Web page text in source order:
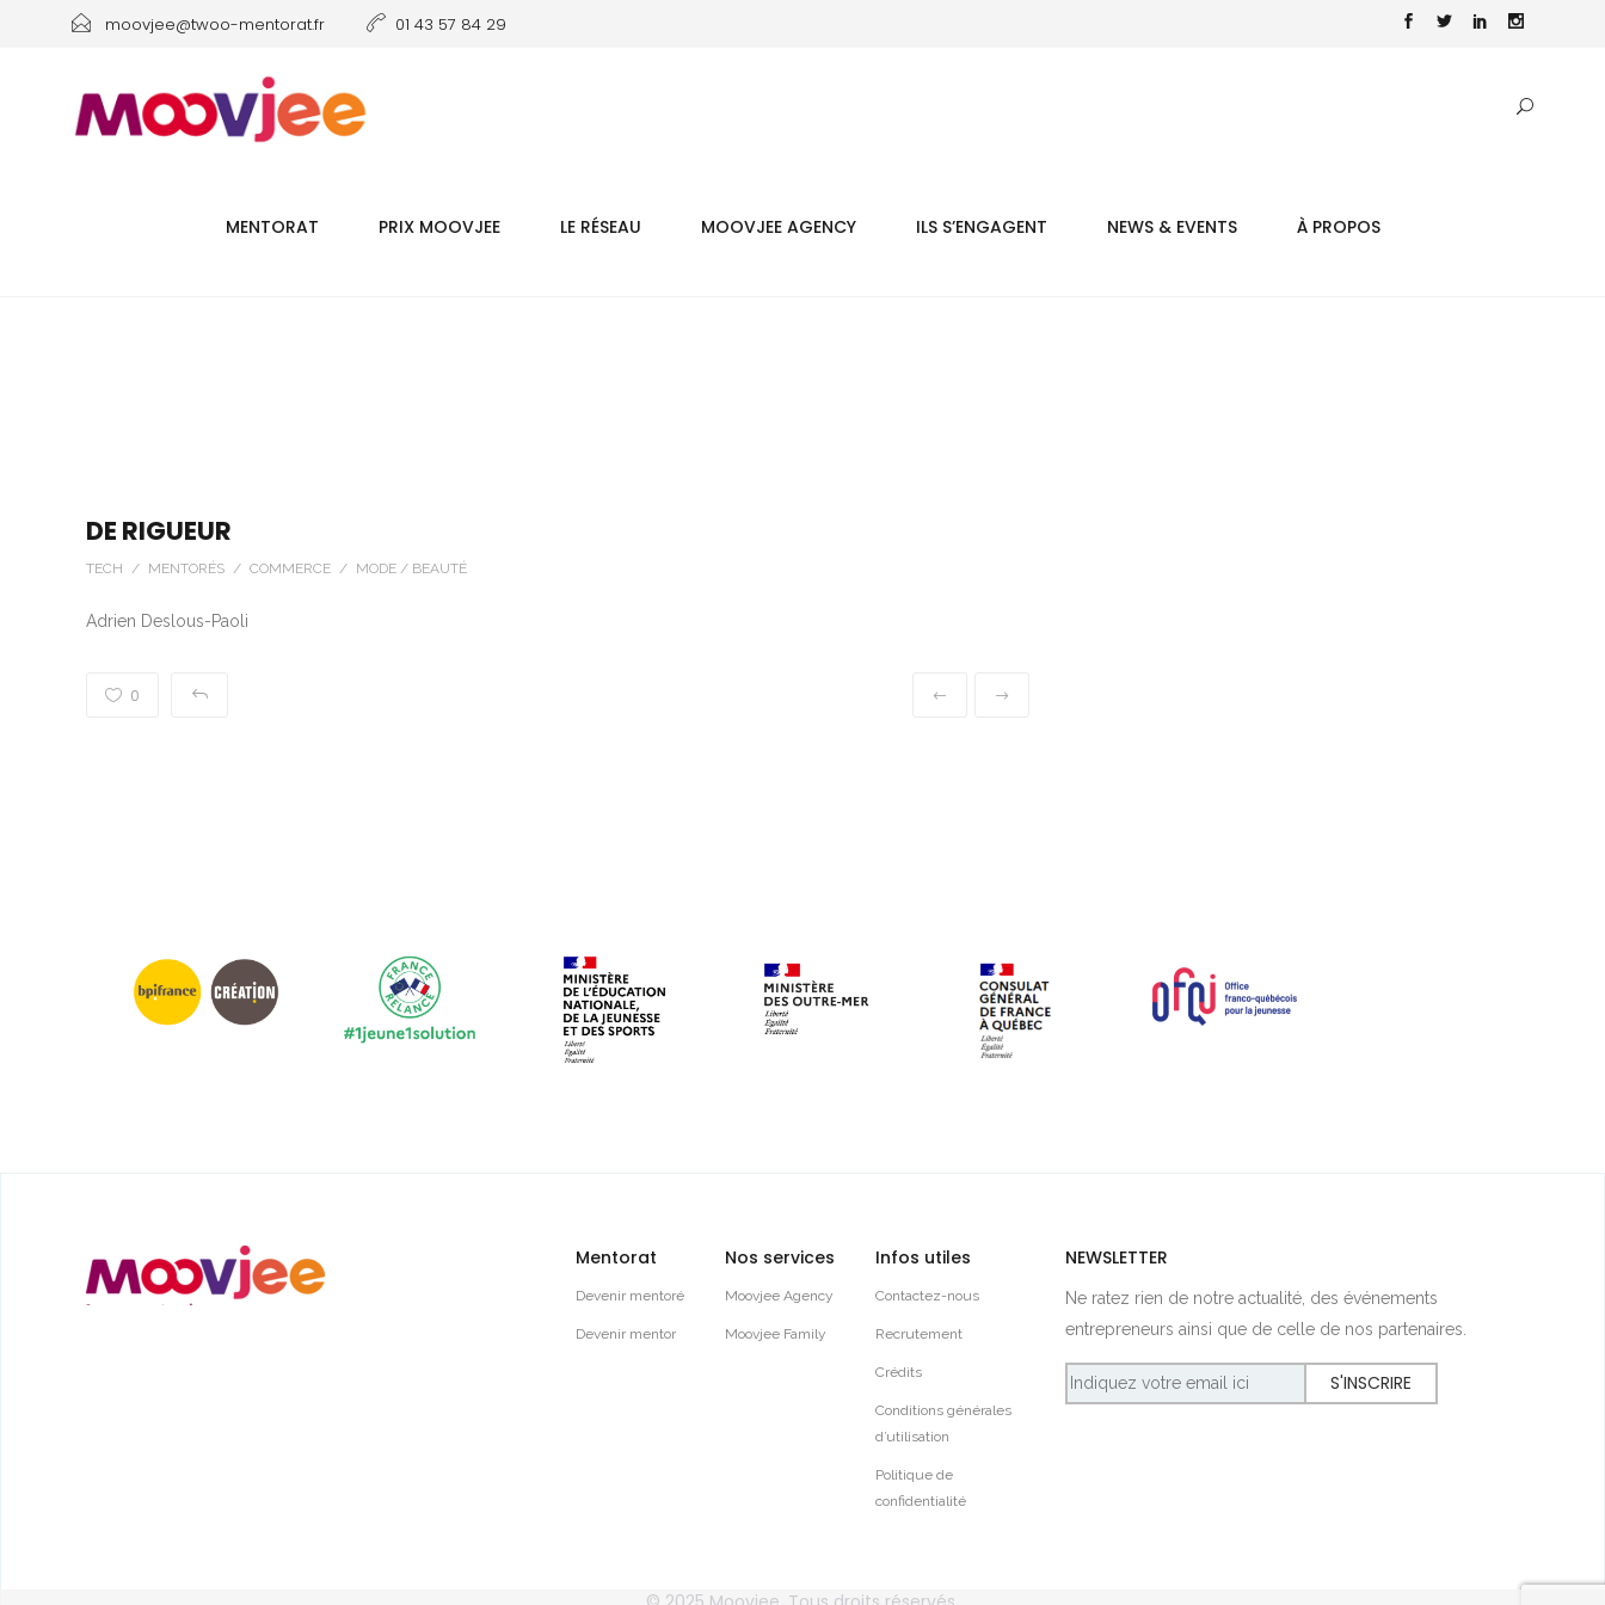
moovjee@twoo-mentorat.fr 01 43 57 84 29
MENTORAT PRIX MOOVJEE LE RÉSEAU MOOVJEE AGENCY ILS S’ENGAGENT NEWS & EVENTS À PROPOS
DE RIGUEUR
TECH / MENTORÉS / COMMERCE / MODE / BEAUTÉ
Adrien Deslous-Paoli
0
Mentorat
Devenir mentoré
Devenir mentor
Nos services
Moovjee Agency
Moovjee Family
Infos utiles
Contactez-nous
Recrutement
Crédits
Conditions générales
d’utilisation
Politique de
confidentialité
NEWSLETTER
Ne ratez rien de notre actualité, des événements
entrepreneurs ainsi que de celle de nos partenaires.